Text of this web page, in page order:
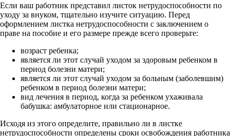
Если ваш работник представил листок нетрудоспособности по
уходу за внуком, тщательно изучите ситуацию. Перед
оформлением листка нетрудоспособности с заключением о
праве на пособие и его размере прежде всего проверьте:
возраст ребенка;
является ли этот случай уходом за здоровым ребенком в
период болезни матери;
является ли этот случай уходом за больным (заболевшим)
ребенком в период болезни матери;
вид лечения в период, когда за ребенком ухаживала
бабушка: амбулаторное или стационарное.
Исходя из этого определите, правильно ли в листке
нетрудоспособности определены сроки освобождения работника